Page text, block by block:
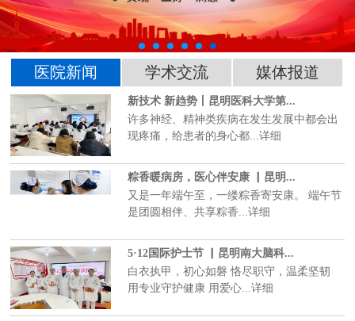
医院新闻 学术交流 媒体报道
新技术 新趋势丨昆明医科大学第...
许多神经、精神类疾病在发生发展中都会出
现疼痛，给患者的身心都...详细
粽香暖病房，医心伴安康 ▏昆明...
又是一年端午至，一缕粽香寄安康。 端午节
是团圆相伴、共享粽香...详细
5·12国际护士节 ▏昆明南大脑科...
白衣执甲，初心如磐 恪尽职守，温柔坚韧
用专业守护健康 用爱心...详细